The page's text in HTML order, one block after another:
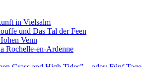
in Vielsalm
und Das Tal der Feen
Venn
Rochelle-en-Ardenne